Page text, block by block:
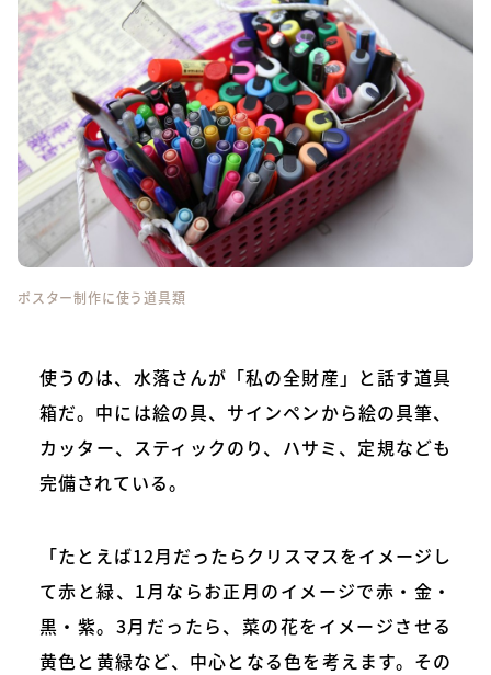
ポスター制作に使う道具類
使うのは、水落さんが「私の全財産」と話す道具
箱だ。中には絵の具、サインペンから絵の具筆、
カッター、スティックのり、ハサミ、定規なども
完備されている。
「たとえば12月だったらクリスマスをイメージし
て赤と緑、1月ならお正月のイメージで赤・金・
黒・紫。3月だったら、菜の花をイメージさせる
黄色と黄緑など、中心となる色を考えます。その